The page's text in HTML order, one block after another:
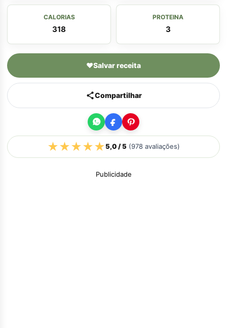
CALORIAS
318
PROTEINA
3
♥Salvar receita
Compartilhar
★★★★★5,0/ 5 (978 avaliações)
Publicidade